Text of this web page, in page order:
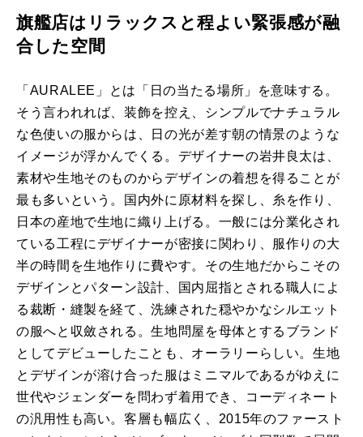
旗艦店はリラックスと程よい緊張感が融
合した空間
「AURALEE」とは「日の当たる場所」を意味する。
そう言われれば、装飾を控え、シンプルでナチュラル
な色使いの服からは、日の光が差す朝の情景のような
イメージが浮かんでくる。デザイナーの岩井良太は、
素材や生地そのものからデザインの着想を得ることが
最も多いという。国内外に原材料を探し、糸を作り、
日本の産地で生地に織り上げる。一般には分業化され
ている工程にデザイナーが密接に関わり、服作りの大
半の時間を生地作りに費やす。その生地だからこその
デザインとパターン設計、国内屈指とされる職人によ
る裁断・縫製を経て、洗練された穏やかなシルエット
の服へと収斂される。生地問屋を母体とするブランド
としてデビューしたことも、オーラリーらしい。生地
とデザインが溶け合った服はミニマルであるがゆえに
世代やジェンダーを問わず着用でき、コーディネート
の汎用性も高い。客層も幅広く、2015年のファースト